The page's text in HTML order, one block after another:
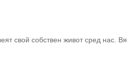
свой собствен живот сред нас.